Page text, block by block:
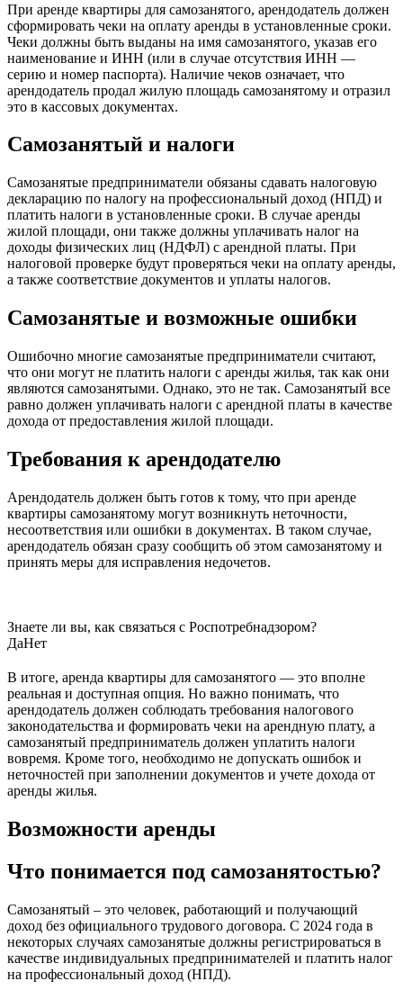
При аренде квартиры для самозанятого, арендодатель должен
сформировать чеки на оплату аренды в установленные сроки.
Чеки должны быть выданы на имя самозанятого, указав его
наименование и ИНН (или в случае отсутствия ИНН —
серию и номер паспорта). Наличие чеков означает, что
арендодатель продал жилую площадь самозанятому и отразил
это в кассовых документах.
Самозанятый и налоги
Самозанятые предприниматели обязаны сдавать налоговую
декларацию по налогу на профессиональный доход (НПД) и
платить налоги в установленные сроки. В случае аренды
жилой площади, они также должны уплачивать налог на
доходы физических лиц (НДФЛ) с арендной платы. При
налоговой проверке будут проверяться чеки на оплату аренды,
а также соответствие документов и уплаты налогов.
Самозанятые и возможные ошибки
Ошибочно многие самозанятые предприниматели считают,
что они могут не платить налоги с аренды жилья, так как они
являются самозанятыми. Однако, это не так. Самозанятый все
равно должен уплачивать налоги с арендной платы в качестве
дохода от предоставления жилой площади.
Требования к арендодателю
Арендодатель должен быть готов к тому, что при аренде
квартиры самозанятому могут возникнуть неточности,
несоответствия или ошибки в документах. В таком случае,
арендодатель обязан сразу сообщить об этом самозанятому и
принять меры для исправления недочетов.
Знаете ли вы, как связаться с Роспотребнадзором?
ДаНет
В итоге, аренда квартиры для самозанятого — это вполне
реальная и доступная опция. Но важно понимать, что
арендодатель должен соблюдать требования налогового
законодательства и формировать чеки на арендную плату, а
самозанятый предприниматель должен уплатить налоги
вовремя. Кроме того, необходимо не допускать ошибок и
неточностей при заполнении документов и учете дохода от
аренды жилья.
Возможности аренды
Что понимается под самозанятостью?
Самозанятый – это человек, работающий и получающий
доход без официального трудового договора. С 2024 года в
некоторых случаях самозанятые должны регистрироваться в
качестве индивидуальных предпринимателей и платить налог
на профессиональный доход (НПД).